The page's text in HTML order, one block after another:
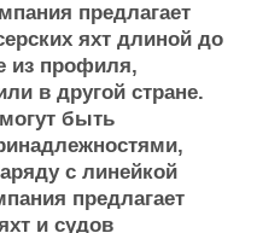
площадка
флота
предлагает
яхт длиной до
из профиля,
в другой стране.
быть
с линейкой
предлагает
и судов